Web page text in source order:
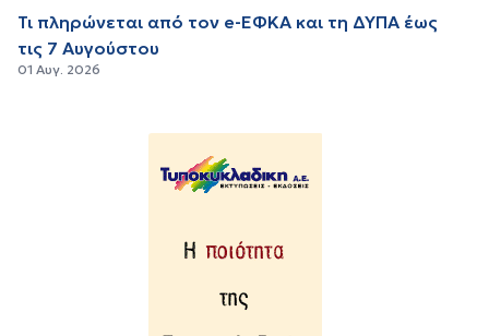
Τι πληρώνεται από τον e-ΕΦΚΑ και τη ΔΥΠΑ έως
τις 7 Αυγούστου
01 Αυγ. 2026